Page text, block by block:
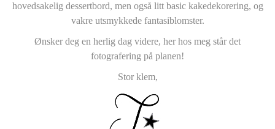
hovedsakelig dessertbord, men også litt basic kakedekorering, og
vakre utsmykkede fantasiblomster.
Ønsker deg en herlig dag videre, her hos meg står det
fotografering på planen!
Stor klem,